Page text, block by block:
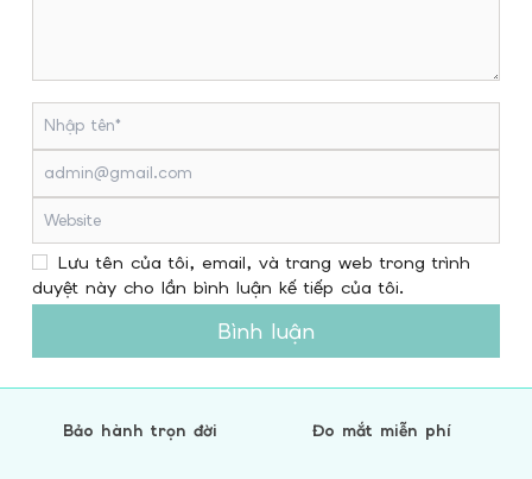
Lưu tên của tôi, email, và trang web trong trình
duyệt này cho lần bình luận kế tiếp của tôi.
Bình luận
Bảo hành trọn đời Đo mắt miễn phí